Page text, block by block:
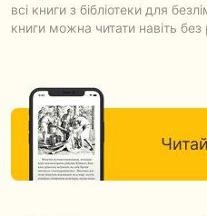
всі книги з бібліотеки для
книги можна читати навіть без